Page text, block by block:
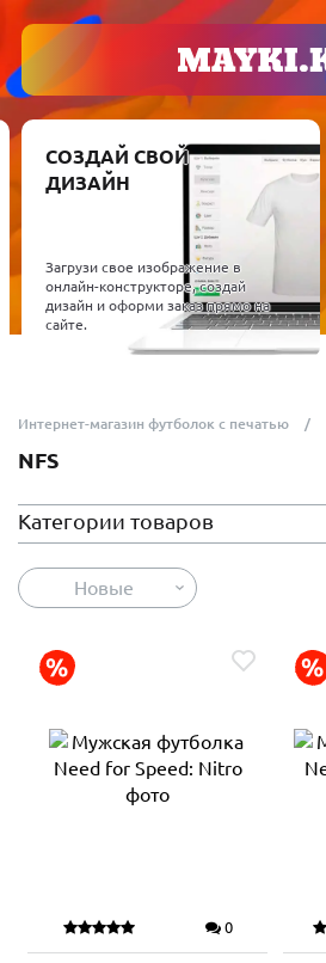
СОЗДАЙ СВОЙ
ДИЗАЙН
Загрузи свое изображение в
онлайн-конструкторе, создай
дизайн и оформи заказ прямо на
сайте.
Интернет-магазин футболок с печатью
NFS
Категории товаров
Новые
0